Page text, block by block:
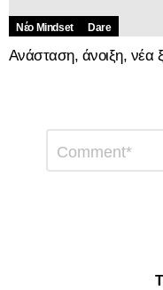
Νέο Mindset Dare
Ανάσταση, άνοιξη, νέα
απάντηση